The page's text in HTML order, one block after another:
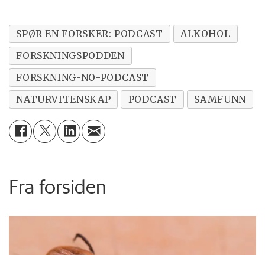
SPØR EN FORSKER: PODCAST
ALKOHOL
FORSKNINGSPODDEN
FORSKNING-NO-PODCAST
NATURVITENSKAP
PODCAST SAMFUNN
Fra forsiden